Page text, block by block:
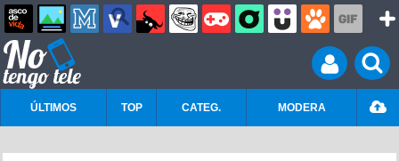
ÚLTIMOS TOP CATEG. MODERA